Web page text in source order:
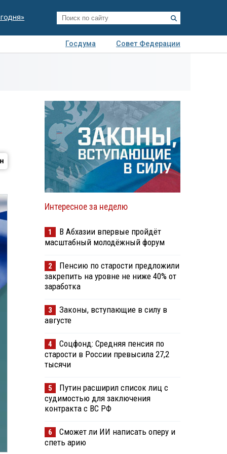
Госдума
Совет Федерации
Интересное за неделю
1
В Абхазии впервые пройдёт
масштабный молодёжный форум
2
Пенсию по старости предложили
закрепить на уровне не ниже 40% от
заработка
3
Законы, вступающие в силу в
августе
4
Соцфонд: Средняя пенсия по
старости в России превысила 27,2
тысячи
5
Путин расширил список лиц с
судимостью для заключения
контракта с ВС РФ
6
Сможет ли ИИ написать оперу и
спеть арию